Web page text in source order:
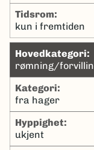
tidsrom:
kun i fremtiden
hovedkategori:
rømning/
kategori:
fra hager
hyppighet:
ukjent